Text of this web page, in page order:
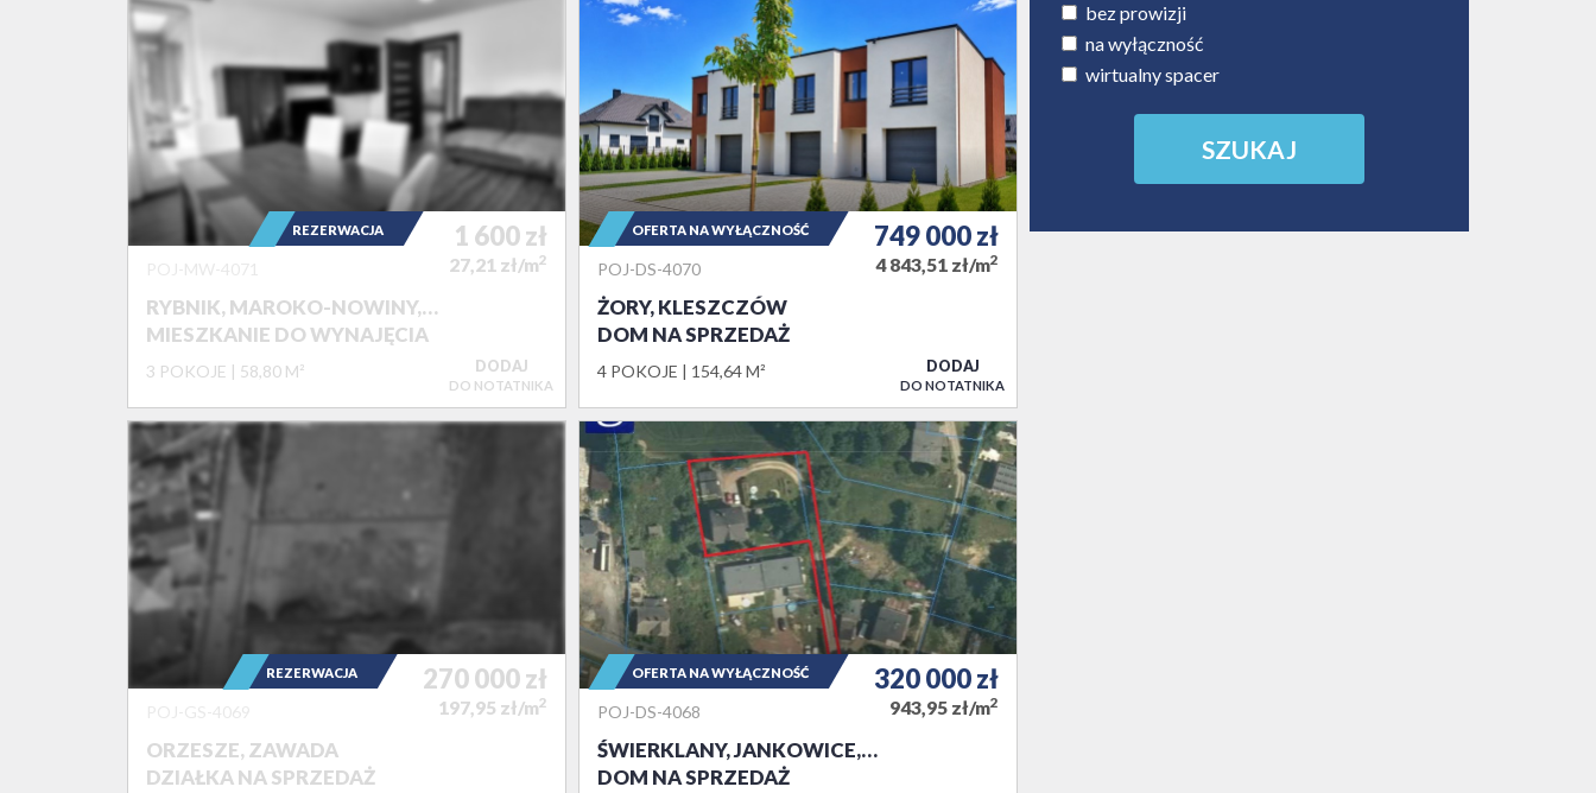
bez prowizji
na wyłączność
wirtualny spacer
RYBNIK, MAROKO-NOWINY,…
MIESZKANIE DO WYNAJĘCIA
3 POKOJE 58,80 M²
1 600zł
27,21 zł/m2
REZERWACJA
DODAJ
DO NOTATNIKA
POJ-DS-4070
ŻORY, KLESZCZÓW
DOM NA SPRZEDAŻ
4 POKOJE 154,64 M²
749 000zł
4 843,51 zł/m2
OFERTA NA WYŁĄCZNOŚĆ
DODAJ
DO NOTATNIKA
ORZESZE, ZAWADA
DZIAŁKA NA SPRZEDAŻ
270 000zł
197,95 zł/m2
REZERWACJA
POJ-DS-4068
ŚWIERKLANY, JANKOWICE,…
DOM NA SPRZEDAŻ
320 000zł
943,95 zł/m2
OFERTA NA WYŁĄCZNOŚĆ